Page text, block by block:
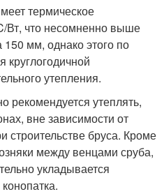
термическое
Вт, что несомненно выше
150 мм, однако этого по
круглогодичной
утепления.
рекомендуется утеплять,
вне зависимости от
строительстве бруса. Кроме
между венцами сруба,
укладывается